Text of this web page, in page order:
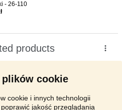
plików cookie
cookie i innych technologii
jakość przeglądania
- 26-110